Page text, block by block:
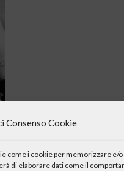
Consenso Cookie
come i cookie per memorizzare e/
di elaborare dati come il